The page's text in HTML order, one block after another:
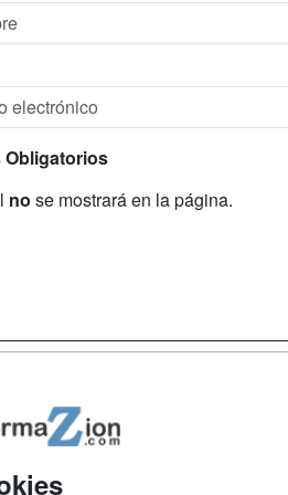
Obligatorios
no se mostrará en la página.